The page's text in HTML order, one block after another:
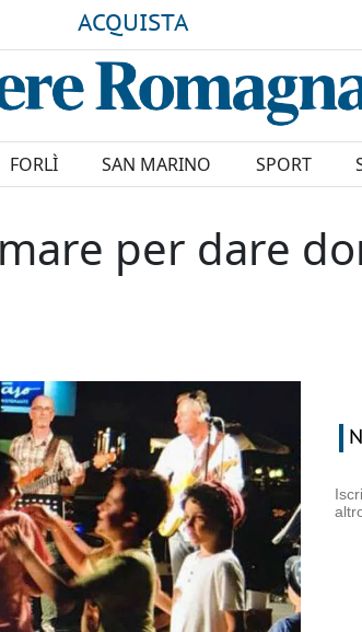
ACQUISTA
FORLÌ SAN MARINO SPORT
per dare